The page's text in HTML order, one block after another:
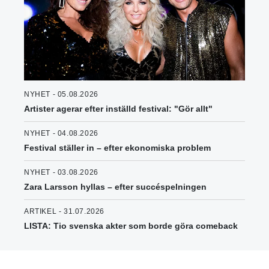
NYHET - 05.08.2026
Artister agerar efter inställd festival: "Gör allt"
NYHET - 04.08.2026
Festival ställer in – efter ekonomiska problem
NYHET - 03.08.2026
Zara Larsson hyllas – efter succéspelningen
ARTIKEL - 31.07.2026
LISTA: Tio svenska akter som borde göra comeback